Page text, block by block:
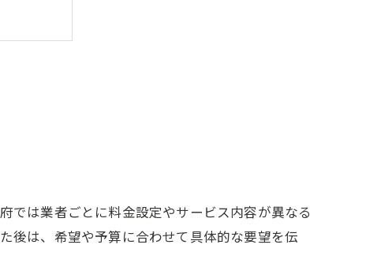
理
では業者ごとに料金設定やサービス内容が異なる
後は、希望や予算に合わせて具体的な要望を伝